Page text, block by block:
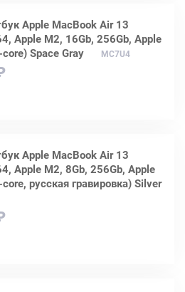
Apple MacBook Air 13
Apple M2, 16Gb, 256Gb, Apple
Space Gray
MC7U4
Apple MacBook Air 13
Apple M2, 8Gb, 256Gb, Apple
русская гравировка) Silver